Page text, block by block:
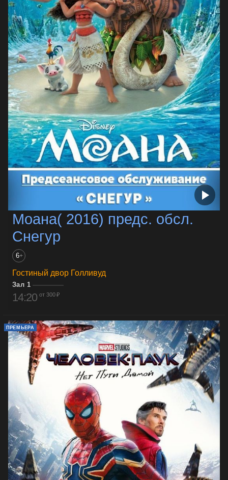
Моана( 2016) предс. обсл.
Снегур
6+
Гостиный двор Голливуд
Зал 1
14:20 от 300 ₽
ПРЕМЬЕРА